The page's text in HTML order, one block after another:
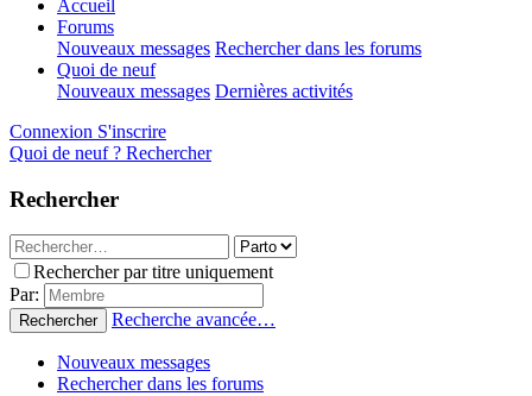
Accueil
Forums
Nouveaux messages Rechercher dans les forums
Quoi de neuf
Nouveaux messages Dernières activités
Connexion S'inscrire
Quoi de neuf ? Rechercher
Rechercher
Rechercher par titre uniquement
Par:
Rechercher Recherche avancée…
Nouveaux messages
Rechercher dans les forums